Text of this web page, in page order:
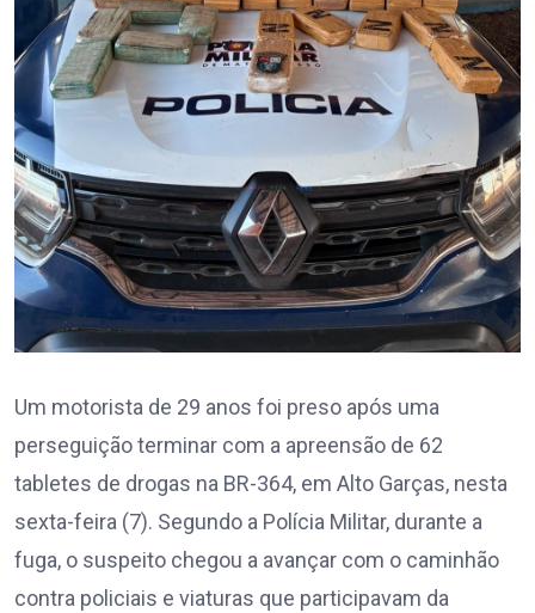
Um motorista de 29 anos foi preso após uma
perseguição terminar com a apreensão de 62
tabletes de drogas na BR-364, em Alto Garças, nesta
sexta-feira (7). Segundo a Polícia Militar, durante a
fuga, o suspeito chegou a avançar com o caminhão
contra policiais e viaturas que participavam da